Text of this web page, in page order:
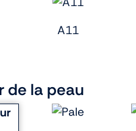
A11
de la peau